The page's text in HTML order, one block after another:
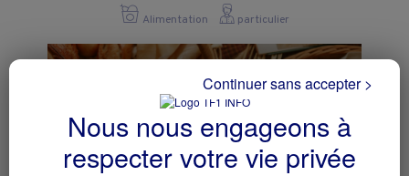
Alimentation particulier
Nous nous engageons à
respecter votre vie privée
Continuer sans accepter >